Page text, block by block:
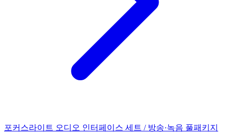
포커스라이트 오디오 인터페이스 세트 / 방송·녹음 풀패키지